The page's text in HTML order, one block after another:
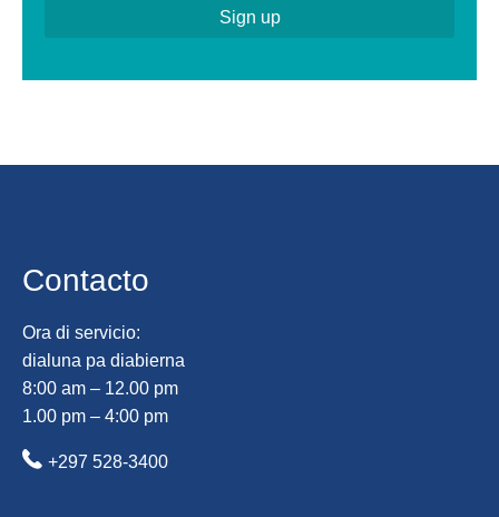
Contacto
Ora di servicio:
dialuna pa diabierna
8:00 am – 12.00 pm
1.00 pm – 4:00 pm
+297 528-3400